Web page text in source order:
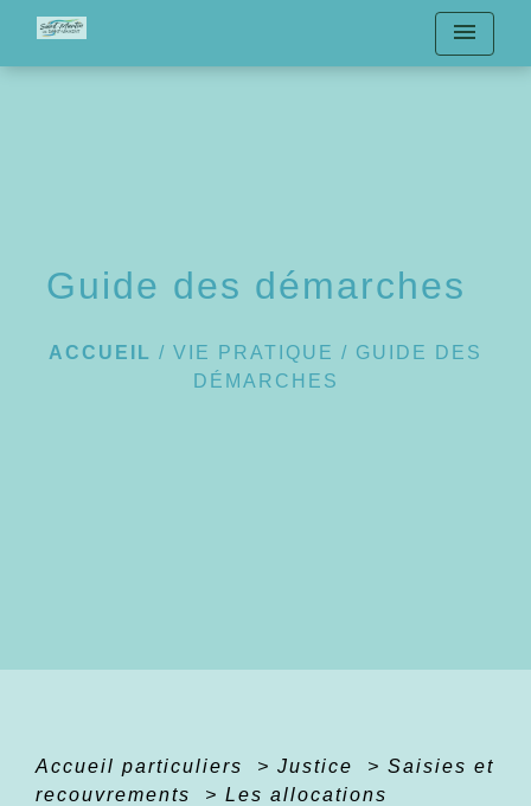
menu
Guide des démarches
ACCUEIL / VIE PRATIQUE / GUIDE DES
DÉMARCHES
Accueil particuliers > Justice > Saisies et
recouvrements
> Les allocations